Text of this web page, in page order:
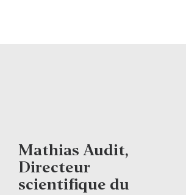
Mathias Audit,
Directeur
scientifique du